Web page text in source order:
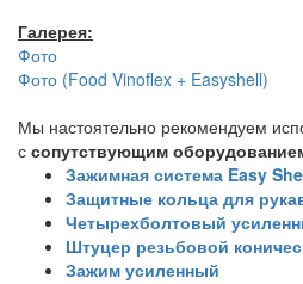
Галерея:
Фото
Фото (Food Vinoflex + Easyshell)
Мы настоятельно рекомендуем
с сопутствующим
Зажимная система Easy
Защитные кольца для
Четырехболтовый
Штуцер резьбовой
Зажим усиленный